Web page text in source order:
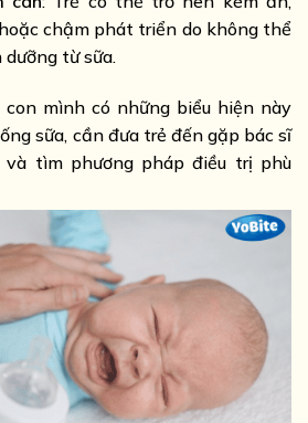
chậm phát triển do không thể
từ sữa.
mình có những biểu hiện này
sữa, cần đưa trẻ đến gặp bác sĩ
và tìm phương pháp điều trị phù